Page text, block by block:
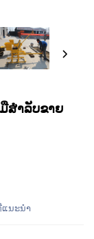
ສໍາລັບຂາຍ
ນະນຳ